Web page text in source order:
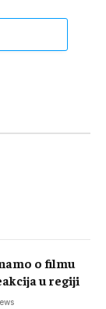
o filmu
u regiji